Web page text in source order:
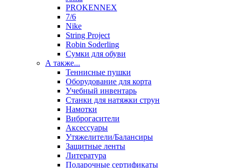
PROKENNEX
7/6
Nike
String Project
Robin Soderling
Сумки для обуви
А также...
Теннисные пушки
Оборудование для корта
Учебный инвентарь
Станки для натяжки струн
Намотки
Виброгасители
Аксессуары
Утяжелители/Балансиры
Защитные ленты
Литература
Подарочные сертификаты